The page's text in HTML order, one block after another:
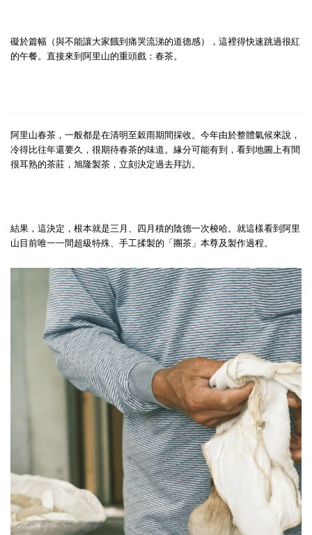
礙於篇幅（與不能讓大家餓到痛哭流涕的道德感），這裡得快速跳過很紅
的午餐。直接來到阿里山的重頭戲：春茶。
阿里山春茶，一般都是在清明至穀雨期間採收。今年由於整體氣候來說，
冷得比往年還要久，很期待春茶的味道。緣分可能有到，看到地圖上有間
很耳熟的茶莊，旭隆製茶，立刻決定過去拜訪。
結果，這決定，根本就是三月、四月積的陰德一次梭哈。就這樣看到阿里
山目前唯一一間超級特殊、手工揉製的「團茶」本尊及製作過程。